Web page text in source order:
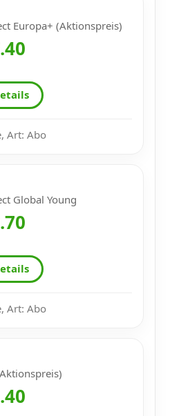
Europa+ (Aktionspreis)
Art: Abo
Global Young
Art: Abo